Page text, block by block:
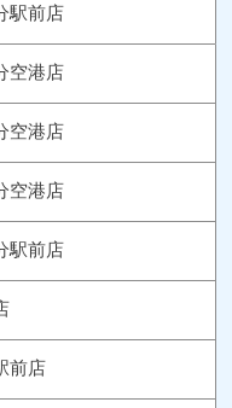
駅前店
空港店
空港店
空港店
駅前店
前店